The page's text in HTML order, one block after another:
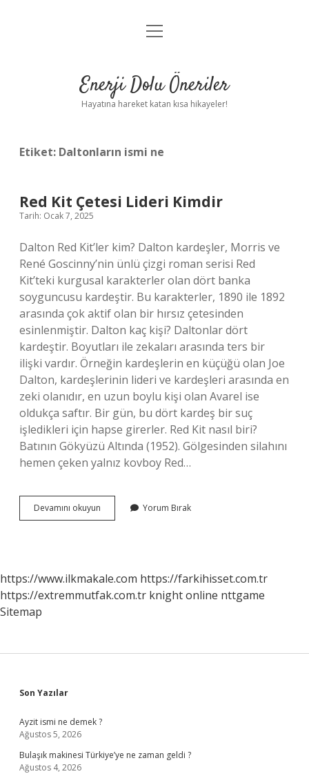
Anasayfa
Yasal Uyarı
menüyü
Enerji Dolu Öneriler
Hayatına hareket katan kısa hikayeler!
Etiket: Daltonların ismi ne
Red Kit Çetesi Lideri Kimdir
Tarih: Ocak 7, 2025
Dalton Red Kit’ler kim? Dalton kardeşler, Morris ve
René Goscinny’nin ünlü çizgi roman serisi Red
Kit’teki kurgusal karakterler olan dört banka
soyguncusu kardeştir. Bu karakterler, 1890 ile 1892
arasında çok aktif olan bir hırsız çetesinden
esinlenmiştir. Dalton kaç kişi? Daltonlar dört
kardeştir. Boyutları ile zekaları arasında ters bir
ilişki vardır. Örneğin kardeşlerin en küçüğü olan Joe
Dalton, kardeşlerinin lideri ve kardeşleri arasında en
zeki olanıdır, en uzun boylu kişi olan Avarel ise
oldukça saftır. Bir gün, bu dört kardeş bir suç
işledikleri için hapse girerler. Red Kit nasıl biri?
Batının Gökyüzü Altında (1952). Gölgesinden silahını
hemen çeken yalnız kovboy Red…
Devamını okuyun
Kit
Yorum Bırak
https://www.ilkmakale.com https://farkihisset.com.tr
https://extremmutfak.com.tr knight online nttgame
Sitemap
Sidebar
Son Yazılar
Ayzit ismi ne demek ?
Ağustos 5, 2026
Bulaşık makinesi Türkiye’ye ne zaman geldi ?
Ağustos 4, 2026